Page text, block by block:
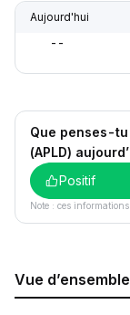
Aujourd'hui
--
Que penses-tu
(APLD)
Positif
Note : ces
Vue d’ensemble